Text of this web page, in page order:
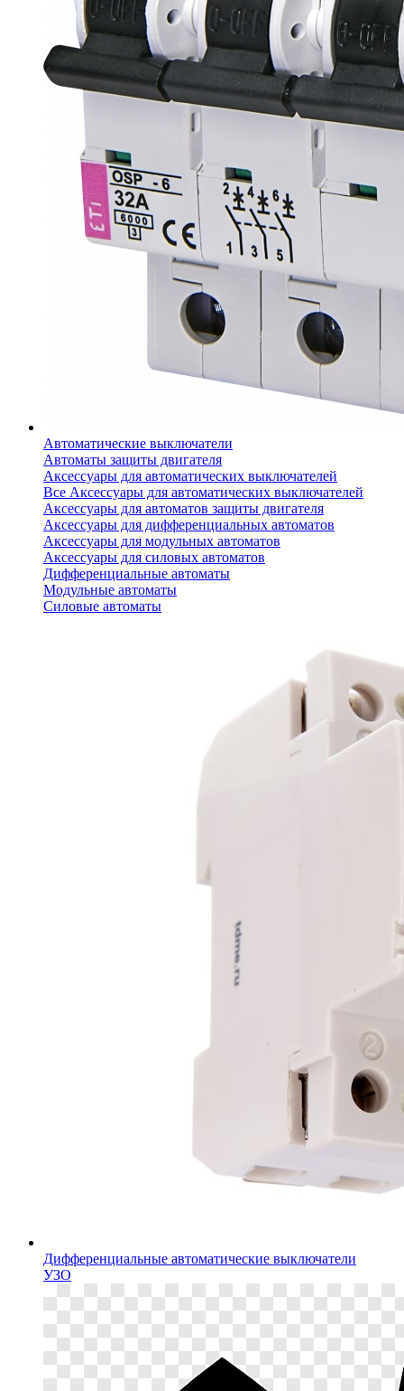
Автоматические выключатели
Автоматы защиты двигателя
Аксессуары для автоматических выключателей
Все Аксессуары для автоматических выключателей
Аксессуары для автоматов защиты двигателя
Аксессуары для дифференциальных автоматов
Аксессуары для модульных автоматов
Аксессуары для силовых автоматов
Дифференциальные автоматы
Модульные автоматы
Силовые автоматы
Дифференциальные автоматические выключатели
УЗО